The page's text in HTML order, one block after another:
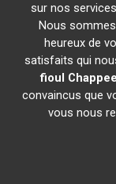
sur nos
Nous
heureux de
satisfaits qui
fioul Chappee
convaincus que
vous nous